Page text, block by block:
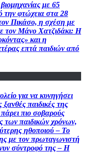
με 65
την φτώχεια στα 28
Πικάσο, η σχέση με
τον Μάνο Χατζιδάκι: Η
και η
επτά παιδιών από
για να κυνηγήσει
παιδικές της
πιο σοβαρούς
των παιδικών χρόνων,
ηθοποιού – To
με τον πρωταγωνιστή
σύντροφό της – Η